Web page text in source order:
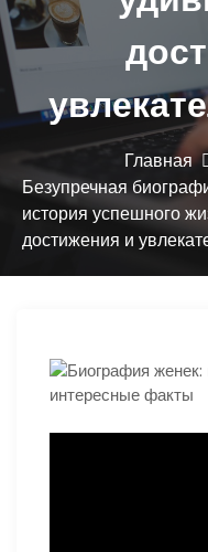
Главная
Безупречная
история успешного
достижения и